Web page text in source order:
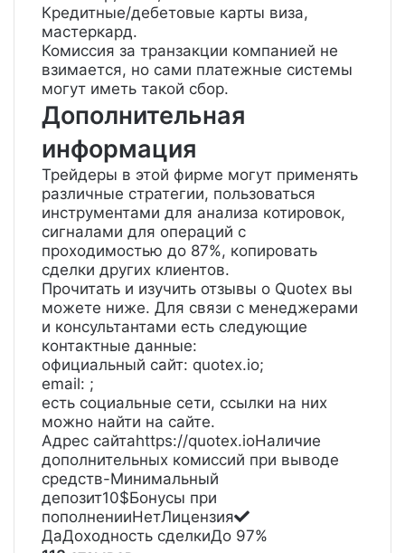
Кредитные/дебетовые карты виза,
мастеркард.
Комиссия за транзакции компанией не
взимается, но сами платежные системы
могут иметь такой сбор.
Дополнительная
информация
Трейдеры в этой фирме могут применять
различные стратегии, пользоваться
инструментами для анализа котировок,
сигналами для операций с
проходимостью до 87%, копировать
сделки других клиентов.
Прочитать и изучить отзывы о Quotex вы
можете ниже. Для связи с менеджерами
и консультантами есть следующие
контактные данные:
официальный сайт: quotex.io;
email: ;
есть социальные сети, ссылки на них
можно найти на сайте.
Адрес сайтаhttps://quotex.ioНаличие
дополнительных комиссий при выводе
средств-Минимальный
депозит10$Бонусы при
пополненииНетЛицензия
ДаДоходность сделкиДо 97%